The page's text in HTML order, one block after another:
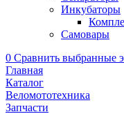
Инкубаторы
Самовары
0 Сравнить выбранные
Главная
Каталог
Веломототехника
Запчасти